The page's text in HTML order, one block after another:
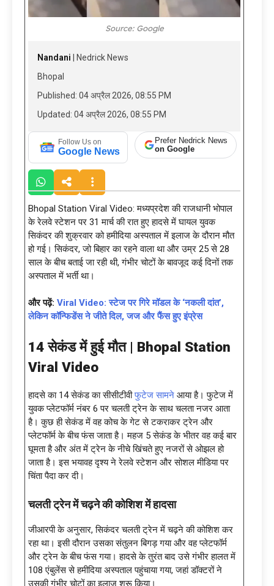
Source: Google
Nandani | Nedrick News
Bhopal
Published: 04 अप्रैल 2026, 08:55 PM
Updated: 04 अप्रैल 2026, 08:55 PM
Follow Us on
Google News
Prefer Nedrick News
on Google
Bhopal Station Viral Video: मध्यप्रदेश की राजधानी भोपाल
के रेलवे स्टेशन पर 31 मार्च की रात हुए हादसे में घायल युवक
सिकंदर की शुक्रवार को हमीदिया अस्पताल में इलाज के दौरान मौत
हो गई। सिकंदर, जो बिहार का रहने वाला था और उम्र 25 से 28
साल के बीच बताई जा रही थी, गंभीर चोटों के बावजूद कई दिनों तक
अस्पताल में भर्ती था।
और पढ़ें: Viral Video: स्टेज पर गिरे मॉडल के ‘नकली दांत’,
लेकिन कॉन्फिडेंस ने जीते दिल, जज और फैंस हुए इंप्रेस
14 सेकंड में हुई मौत | Bhopal Station
Viral Video
हादसे का 14 सेकंड का सीसीटीवीफुटेज सामने आया है। फुटेज में
युवक प्लेटफॉर्म नंबर 6 पर चलती ट्रेन के साथ चलता नजर आता
है। कुछ ही सेकंड में वह कोच के गेट से टकराकर ट्रेन और
प्लेटफॉर्म के बीच फंस जाता है। महज 5 सेकंड के भीतर वह कई बार
घूमता है और अंत में ट्रेन के नीचे खिंचते हुए नजरों से ओझल हो
जाता है। इस भयावह दृश्य ने रेलवे स्टेशन और सोशल मीडिया पर
चिंता पैदा कर दी।
चलती ट्रेन में चढ़ने की कोशिश में हादसा
जीआरपी के अनुसार, सिकंदर चलती ट्रेन में चढ़ने की कोशिश कर
रहा था। इसी दौरान उसका संतुलन बिगड़ गया और वह प्लेटफॉर्म
और ट्रेन के बीच फंस गया। हादसे के तुरंत बाद उसे गंभीर हालत में
108 एंबुलेंस से हमीदिया अस्पताल पहुंचाया गया, जहां डॉक्टरों ने
उसकी गंभीर चोटों का इलाज शुरू किया।